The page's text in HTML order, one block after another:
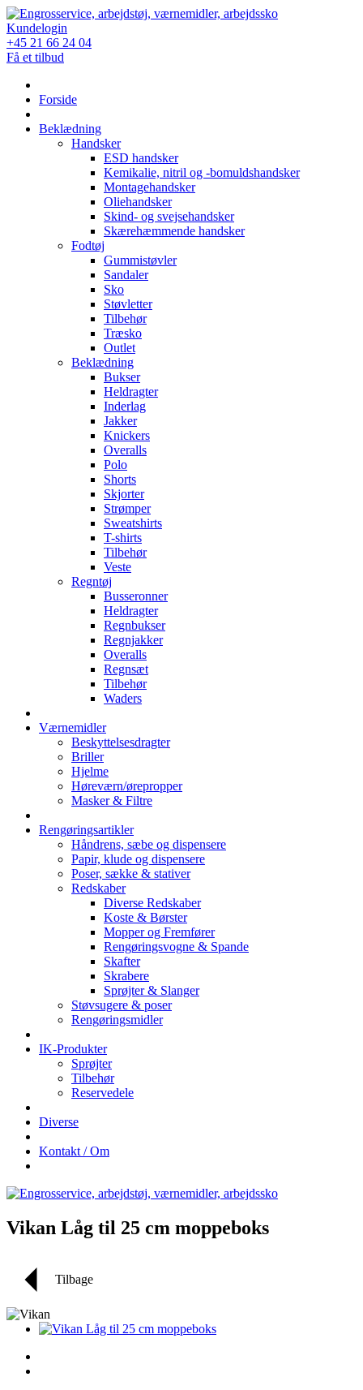
Skip
to
content
Kundelogin
+45 21 66 24 04
Få et tilbud
Forside
Beklædning
Handsker
ESD handsker
Kemikalie, nitril og -bomuldshandsker
Montagehandsker
Oliehandsker
Skind- og svejsehandsker
Skærehæmmende handsker
Fodtøj
Gummistøvler
Sandaler
Sko
Støvletter
Tilbehør
Træsko
Outlet
Beklædning
Bukser
Heldragter
Inderlag
Jakker
Knickers
Overalls
Polo
Shorts
Skjorter
Strømper
Sweatshirts
T-shirts
Tilbehør
Veste
Regntøj
Busseronner
Heldragter
Regnbukser
Regnjakker
Overalls
Regnsæt
Tilbehør
Waders
Værnemidler
Beskyttelsesdragter
Briller
Hjelme
Høreværn/ørepropper
Masker & Filtre
Rengøringsartikler
Håndrens, sæbe og dispensere
Papir, klude og dispensere
Poser, sække & stativer
Redskaber
Diverse Redskaber
Koste & Børster
Mopper og Fremfører
Rengøringsvogne & Spande
Skafter
Skrabere
Sprøjter & Slanger
Støvsugere & poser
Rengøringsmidler
IK-Produkter
Sprøjter
Tilbehør
Reservedele
Diverse
Kontakt / Om
Vikan Låg til 25 cm moppeboks
Tilbage